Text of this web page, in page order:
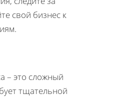
свой бизнес к
– это сложный
тщательной